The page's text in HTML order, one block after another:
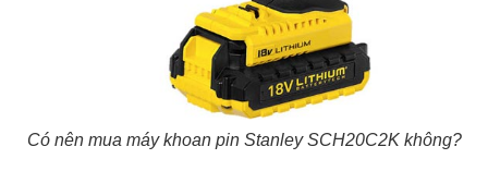
Có nên mua máy khoan pin Stanley SCH20C2K không?